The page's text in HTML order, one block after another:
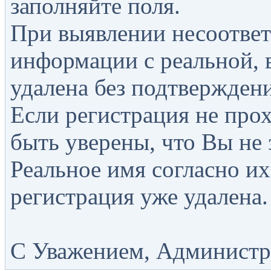
заполняйте поля.
При выявлении
информации с реальной,
удалена без
Если регистрация не
быть уверены, что Вы не
Реальное имя согласно
регистрация уже удалена.
С Уважением,